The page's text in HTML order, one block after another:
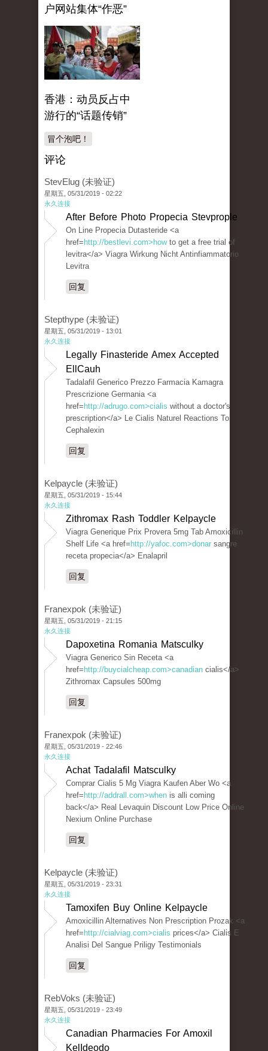
户网站集体“作恶”
香港：动员反占中
游行的“话题传销”
冒个泡吧！
评论
StevElug (未验证)
星期五, 05/31/2019 - 02:22
永久连接
After Before Photo Propecia Stevprople
On Line Propecia Dutasteride <a
href= http://bestlevi.com>howto get a free trial of
levitra</a> Viagra Wirkung Nicht Antinfiammatorio
Levitra
回复
Stepthype (未验证)
星期五, 05/31/2019 - 13:01
永久连接
Legally Finasteride Amex Accepted
EllCauh
Tadalafil Generico Prezzo Farmacia Kamagra
Prescrizione Germania <a
href= http://adrugo.com>cialis without a doctor's
prescription</a> Le Cialis Naturel Reactions To
Cephalexin
回复
Kelpaycle (未验证)
星期五, 05/31/2019 - 15:44
永久连接
Zithromax Rash Toddler Kelpaycle
Viagra Generique Prix Provera 5mg Tab Amoxicillin
Shelf Life <a href= http://yafoc.com>donar sangre
receta propecia</a> Enalapril
回复
Franexpok (未验证)
星期五, 05/31/2019 - 21:15
永久连接
Dapoxetina Romania Matsculky
Viagra Generico Sin Receta <a
href= http://buycialcheap.com>canadian cialis</a>
Zithromax Capsules 500mg
回复
Franexpok (未验证)
星期五, 05/31/2019 - 22:46
永久连接
Achat Tadalafil Matsculky
Comprar Cialis 5 Mg Viagra Kaufen Aber Wo <a
href= http://addrall.com>when is alli coming
back</a> Real Levaquin Discount Low Price Online
Nexium Online Purchase
回复
Kelpaycle (未验证)
星期五, 05/31/2019 - 23:31
永久连接
Tamoxifen Buy Online Kelpaycle
Amoxicillin Alternatives Non Prescription Prozak <a
href= http://cialviag.com>cialis prices</a> Cialis E
Analisi Del Sangue Priligy Testimonials
回复
RebVoks (未验证)
星期五, 05/31/2019 - 23:49
永久连接
Canadian Pharmacies For Amoxil
KelIdeodo